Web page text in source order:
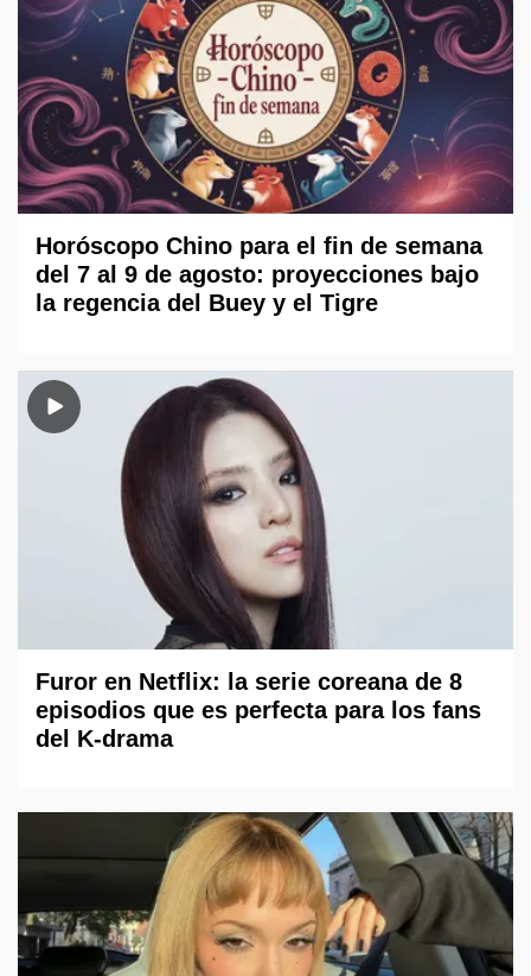
Horóscopo Chino para el fin de semana
del 7 al 9 de agosto: proyecciones bajo
la regencia del Buey y el Tigre
Furor en Netflix: la serie coreana de 8
episodios que es perfecta para los fans
del K-drama